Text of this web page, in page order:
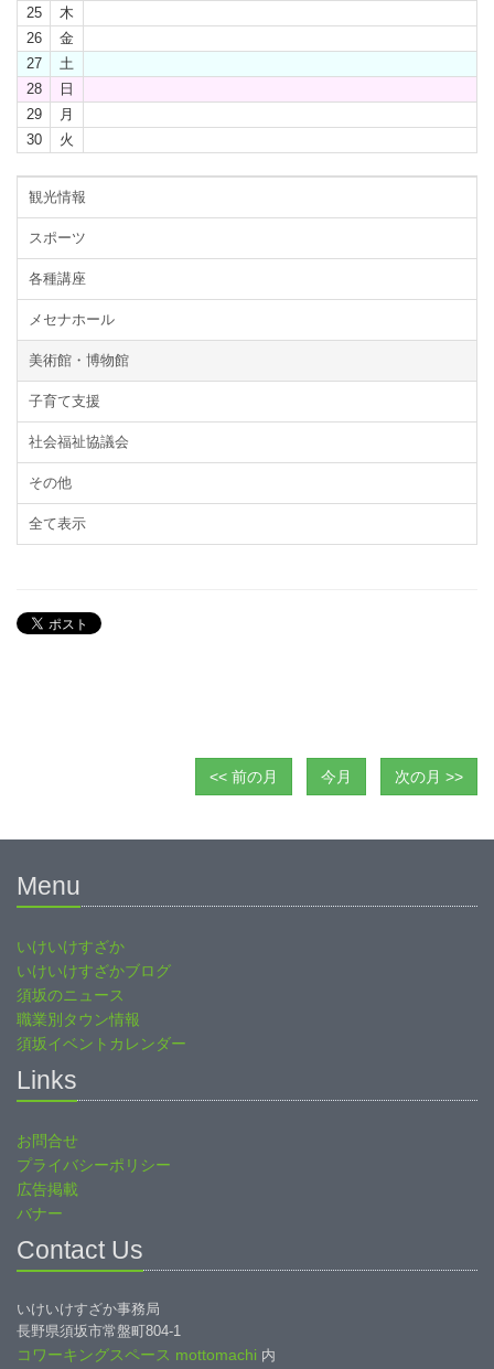
25
木
26
金
27
土
28
日
29
月
30
火
観光情報
スポーツ
各種講座
メセナホール
美術館・博物館
子育て支援
社会福祉協議会
その他
全て表示
<< 前の月 今月 次の月 >>
Menu
いけいけすざか
いけいけすざかブログ
須坂のニュース
職業別タウン情報
須坂イベントカレンダー
Links
お問合せ
プライバシーポリシー
広告掲載
バナー
Contact Us
いけいけすざか事務局
長野県須坂市常盤町804-1
コワーキングスペース mottomachi 内